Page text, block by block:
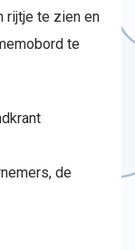
rijtje te zien en
te
de